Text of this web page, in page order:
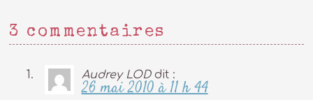
3 commentaires
Audrey LOD dit :
26 mai 2010 à 11 h 44